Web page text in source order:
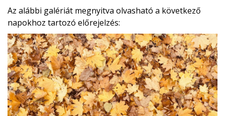
Az alábbi galériát megnyitva olvasható a következő
napokhoz tartozó előrejelzés: